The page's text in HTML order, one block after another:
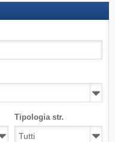
Tipologia str.